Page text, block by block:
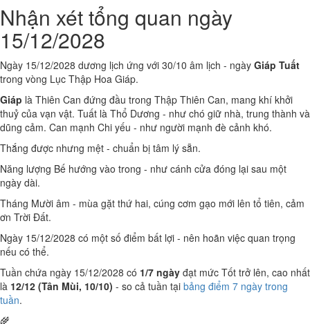
Nhận xét tổng quan ngày
15/12/2028
Ngày 15/12/2028 dương lịch ứng với 30/10 âm lịch - ngày Giáp Tuất
trong vòng Lục Thập Hoa Giáp.
Giáp là Thiên Can đứng đầu trong Thập Thiên Can, mang khí khởi
thuỷ của vạn vật. Tuất là Thổ Dương - như chó giữ nhà, trung thành và
dũng cảm. Can mạnh Chi yếu - như người mạnh đè cảnh khó.
Thắng được nhưng mệt - chuẩn bị tâm lý sẵn.
Năng lượng Bế hướng vào trong - như cánh cửa đóng lại sau một
ngày dài.
Tháng Mười âm - mùa gặt thứ hai, cúng cơm gạo mới lên tổ tiên, cảm
ơn Trời Đất.
Ngày 15/12/2028 có một số điểm bất lợi - nên hoãn việc quan trọng
nếu có thể.
Tuần chứa ngày 15/12/2028 có 1/7 ngày đạt mức Tốt trở lên, cao nhất
là 12/12 (Tân Mùi, 10/10) - so cả tuần tại bảng điểm 7 ngày trong
tuần.
🌾